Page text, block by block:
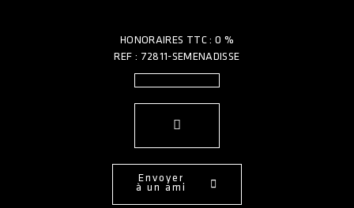
HONORAIRES TTC : 0 %
REF : 72811-SEMENADISSE
Envoyer
à un ami